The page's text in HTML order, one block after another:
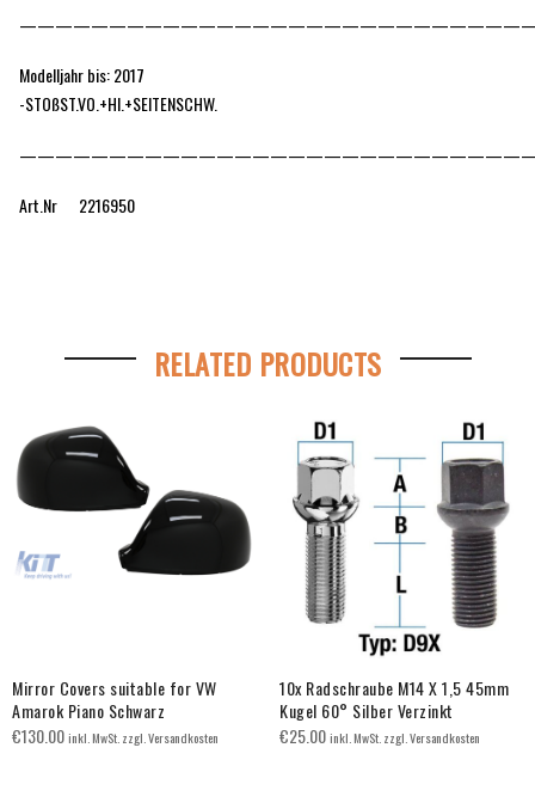
Modelljahr bis: 2017
-STOßST.VO.+HI.+SEITENSCHW.
Art.Nr 2216950
RELATED PRODUCTS
Mirror Covers suitable for VW
Amarok Piano Schwarz
€130.00inkl. MwSt. zzgl. Versandkosten
10x Radschraube M14 X 1,5 45mm
Kugel 60° Silber Verzinkt
€25.00inkl. MwSt. zzgl. Versandkosten